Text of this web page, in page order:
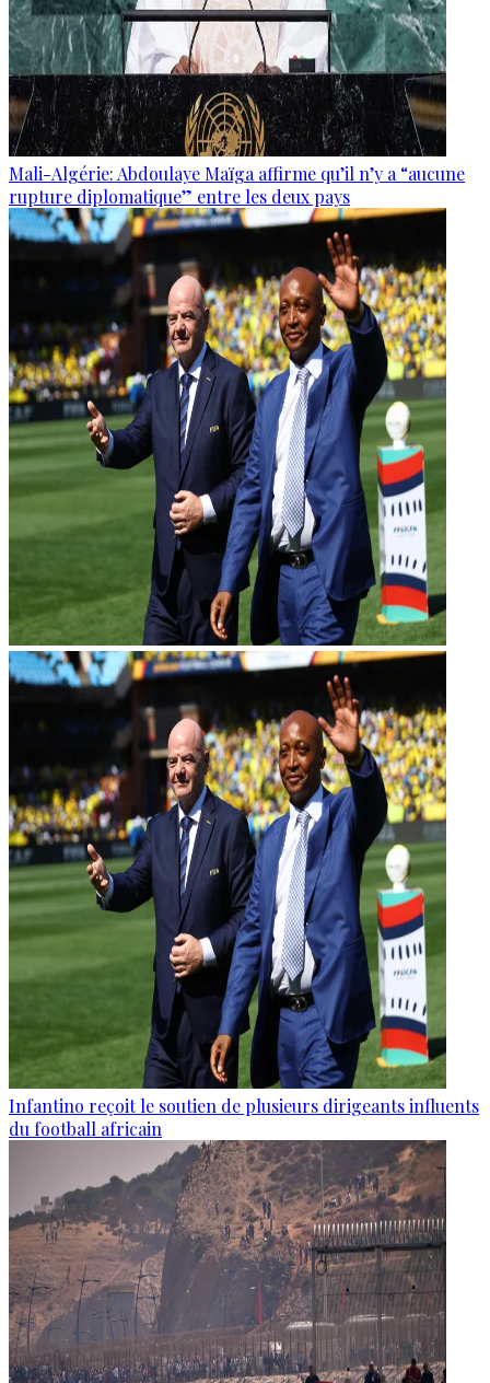
Mali-Algérie: Abdoulaye Maïga affirme qu’il n’y a “aucune
rupture diplomatique” entre les deux pays
Infantino reçoit le soutien de plusieurs dirigeants influents
du football africain